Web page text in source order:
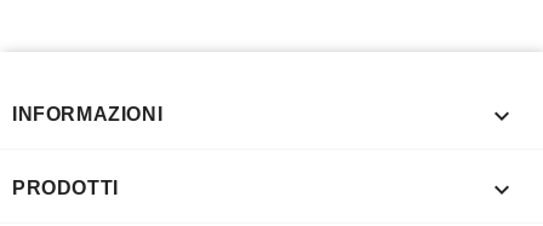
INFORMAZIONI 
PRODOTTI 